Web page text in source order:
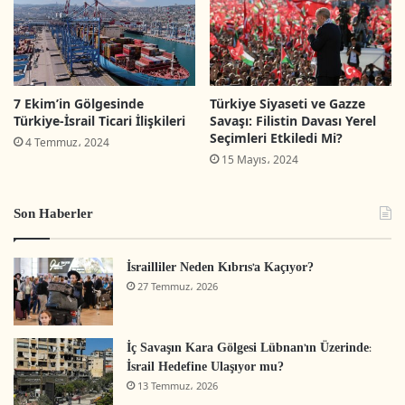
hazır hale getirilen eser geçmişten günümüze Kudüs'e
dair çok özel gravürleri barındırıyor. Kalın kapak olarak
basılan eser, Türkçe, İngilizce ve Arapça olarak 3 dilde
hazırlanarak satışa sunuldu. Eser İstanbul Büyükşehir
Belediyesi'nin Kitap İstanbul satış noktalarında satışa
sunuldu.`ii`
Muğla’nın Bodrum ilçesine gelen ilk turist kafilesi
karanfillerle karşılandı. İsrail ve Filistin’den gelen 180
turist, uçaktan iner inmez çiçekler ve lokumla
karşılanınca şaşkınlıklarını gizleyemedi.
7 Ekim’in Gölgesinde
Türkiye-İsrail Ticari İlişkileri
4 Temmuz، 2024
Türkiye Siyaseti ve Gazze
Savaşı: Filistin Davası Yerel
Seçimleri Etkiledi Mi?
15 Mayıs، 2024
Son Haberler
İsrailliler Neden Kıbrıs’a Kaçıyor?
27 Temmuz، 2026
İç Savaşın Kara Gölgesi Lübnan’ın Üzerinde:
İsrail Hedefine Ulaşıyor mu?
13 Temmuz، 2026